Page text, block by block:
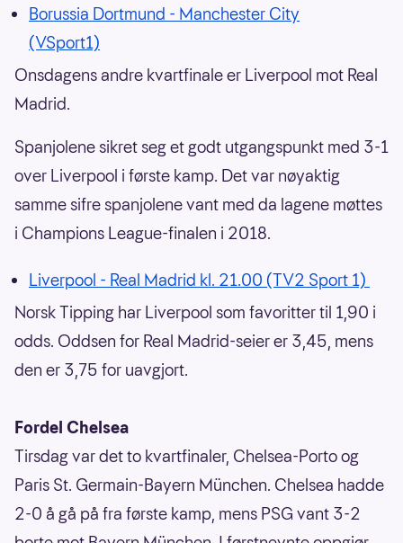
Borussia Dortmund - Manchester City
(VSport1)
Onsdagens andre kvartfinale er Liverpool mot Real
Madrid.
Spanjolene sikret seg et godt utgangspunkt med 3-1
over Liverpool i første kamp. Det var nøyaktig
samme sifre spanjolene vant med da lagene møttes
i Champions League-finalen i 2018.
Liverpool - Real Madrid kl. 21.00 (TV2 Sport 1)
Norsk Tipping har Liverpool som favoritter til 1,90 i
odds. Oddsen for Real Madrid-seier er 3,45, mens
den er 3,75 for uavgjort.
Fordel Chelsea
Tirsdag var det to kvartfinaler, Chelsea-Porto og
Paris St. Germain-Bayern München. Chelsea hadde
2-0 å gå på fra første kamp, mens PSG vant 3-2